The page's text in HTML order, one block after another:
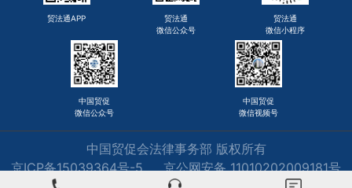
贸法通APP
贸法通
微信公众号
贸法通
微信小程序
中国贸促
微信公众号
中国贸促
微信视频号
中国贸促会法律事务部 版权所有
京ICP备15039364号-5京公网安备 11010202009181号